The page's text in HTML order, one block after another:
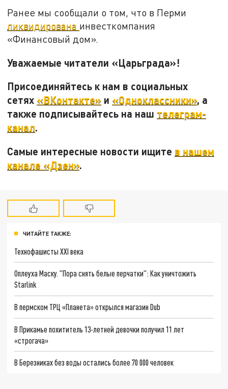
Ранее мы сообщали о том, что в Перми
ликвидирована инвесткомпания
«Финансовый дом».
Уважаемые читатели «Царьграда»!
Присоединяйтесь к нам в социальных
сетях «ВКонтакте» и «Одноклассники», а
также подписывайтесь на наш телеграм-
канал.
Самые интересные новости ищите в нашем
канале «Дзен».
ЧИТАЙТЕ ТАКЖЕ:
Технофашисты XXI века
Оплеуха Маску. "Пора снять белые перчатки": Как уничтожить
Starlink
В пермском ТРЦ «Планета» открылся магазин Dub
В Прикамье похититель 13-летней девочки получил 11 лет
«строгача»
В Березниках без воды остались более 70 000 человек